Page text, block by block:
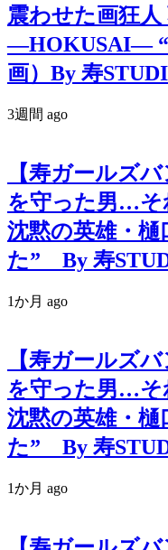
震わせた画狂人
―HOKUSAI― “
画）By 寿
3週間 ago
【寿ガールズ
を守った男…そ
沈黙の英雄・樋
た” By 寿
1か月 ago
【寿ガールズ
を守った男…そ
沈黙の英雄・樋
た” By 寿
1か月 ago